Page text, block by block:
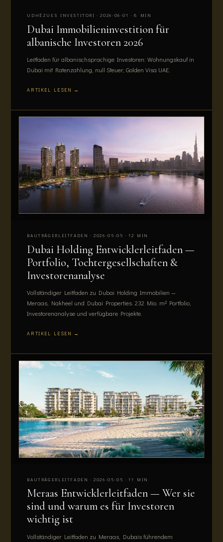
UDHËZUES INVESTITORI · 2026-06-01 · 8 MIN
Dubai Immobilieninvestition für
albanische Investoren 2026
Leitfaden für albanischsprachige Investoren: Wohnungskauf in
Dubai mit Ratenzahlung, null Steuer, Golden Visa UAE.
ARTIKEL LESEN →
BAUTRÄGERLEITFADEN · 2026-05-05 · 12 MIN
Dubai Holding Entwicklerleitfaden —
Portfolio, Tochtergesellschaften &
Investorenanalyse
Vollständiger Leitfaden zu Dubai Holding Immobilien —
Meraas, Nakheel und Dubai Properties. 232 Mio. m² Portfolio,
Investorenanalyse und verfügbare Projekte.
ARTIKEL LESEN →
BAUTRÄGERLEITFADEN · 2026-05-05 · 11 MIN
Meraas Entwicklerleitfaden — Wer sie
sind und warum es für Investoren
wichtig ist
Vollständiger Leitfaden zu Meraas, Dubais führendem